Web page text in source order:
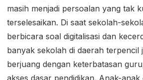
masih menjadi persoalan yang tak
terselesaikan. Di saat sekolah-
berbicara soal digitalisasi dan
banyak sekolah di daerah terpencil
berjuang dengan keterbatasan
akses dasar pendidikan. Anak-